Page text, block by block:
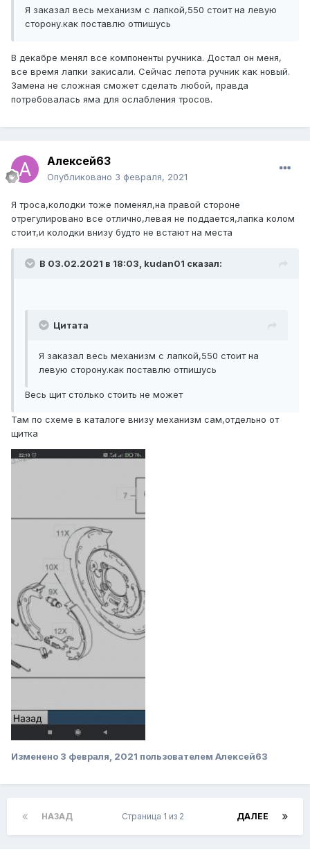
Я заказал весь механизм с лапкой,550 стоит на левую
сторону.как поставлю отпишусь
В декабре менял все компоненты ручника. Достал он меня,
все время лапки закисали. Сейчас лепота ручник как новый.
Замена не сложная сможет сделать любой, правда
потребовалась яма для ослабления тросов.
Алексей63
Опубликовано 3 февраля, 2021
Я троса,колодки тоже поменял,на правой стороне
отрегулировано все отлично,левая не поддается,лапка колом
стоит,и колодки внизу будто не встают на места
В 03.02.2021 в 18:03, kudan01 сказал:
Цитата
Я заказал весь механизм с лапкой,550 стоит на
левую сторону.как поставлю отпишусь
Весь щит столько стоить не может
Там по схеме в каталоге внизу механизм сам,отдельно от
щитка
Изменено 3 февраля, 2021 пользователем Алексей63
НАЗАД ДАЛЕЕ
Страница 1 из 2